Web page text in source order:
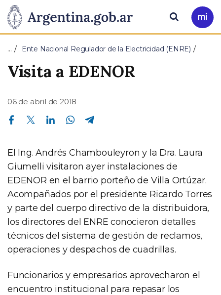
Presidencia
de
la
Pasar al contenido principal
Ir
a
Buscar
… Ente Nacional Regulador de la Electricidad (ENRE)
Visita a EDENOR
06 de abril de 2018
Compartir en Facebook Compartir en Twitter Compartir en Linkedin Compartir en Whatsapp
El Ing. Andrés Chambouleyron y la Dra. Laura
Giumelli visitaron ayer instalaciones de
EDENOR en el barrio porteño de Villa Ortúzar.
Acompañados por el presidente Ricardo Torres
y parte del cuerpo directivo de la distribuidora,
los directores del ENRE conocieron detalles
técnicos del sistema de gestión de reclamos,
operaciones y despachos de cuadrillas.
Funcionarios y empresarios aprovecharon el
encuentro institucional para repasar los